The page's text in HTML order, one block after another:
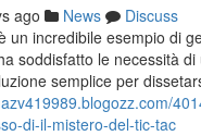
ago News
Discuss
un incredibile esempio di
soddisfatto le necessità di
semplice per
di-il-mistero-del-tic-tac